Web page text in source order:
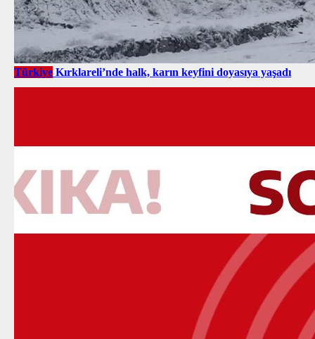
Türkiye Kırklareli’nde halk, karın keyfini doyasıya yaşadı